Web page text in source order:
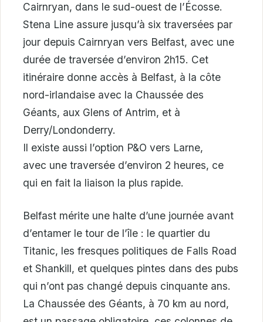
Cairnryan, dans le sud-ouest de l’Écosse.
Stena Line assure jusqu’à six traversées par
jour depuis Cairnryan vers Belfast, avec une
durée de traversée d’environ 2h15. Cet
itinéraire donne accès à Belfast, à la côte
nord-irlandaise avec la Chaussée des
Géants, aux Glens of Antrim, et à
Derry/Londonderry.
Il existe aussi l’option P&O vers Larne,
avec une traversée d’environ 2 heures, ce
qui en fait la liaison la plus rapide.
Belfast mérite une halte d’une journée avant
d’entamer le tour de l’île : le quartier du
Titanic, les fresques politiques de Falls Road
et Shankill, et quelques pintes dans des pubs
qui n’ont pas changé depuis cinquante ans.
La Chaussée des Géants, à 70 km au nord,